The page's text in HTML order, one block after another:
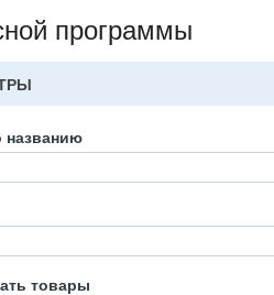
программы
названию
товары